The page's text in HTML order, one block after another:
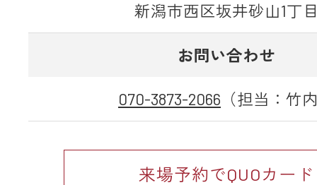
新潟市西区坂井砂山1丁
お問い合わせ
070-3873-2066 （担当：竹
来場予約でQUOカード